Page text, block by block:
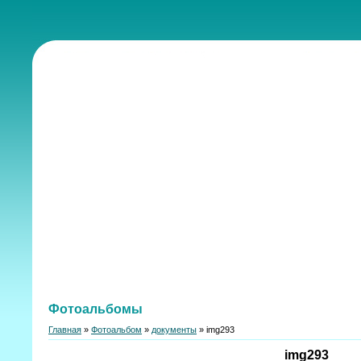
Фотоальбомы
Главная » Фотоальбом » документы » img293
img293